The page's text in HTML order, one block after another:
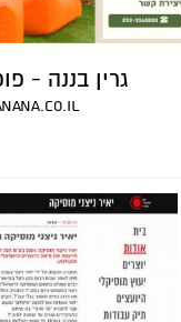
גרין בננה -